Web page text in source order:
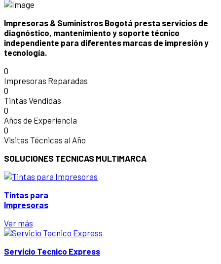
Impresoras & Suministros Bogotá presta servicios de
diagnóstico, mantenimiento y soporte técnico
independiente para diferentes marcas de impresión y
tecnología.
0
Impresoras Reparadas
0
Tintas Vendidas
0
Años de Experiencia
0
Visitas Técnicas al Año
SOLUCIONES TECNICAS MULTIMARCA
Tintas para
Impresoras
Ver más
Servicio Tecnico Express